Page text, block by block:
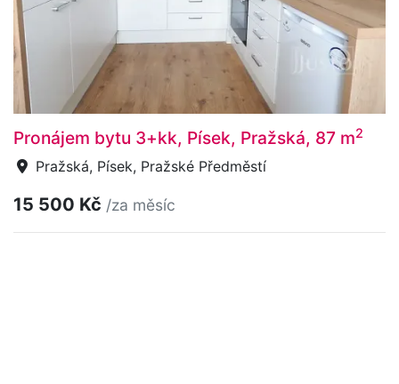
Pronájem bytu 3+kk, Písek, Pražská, 87 m2
Pražská, Písek, Pražské Předměstí
15 500 Kč /za měsíc